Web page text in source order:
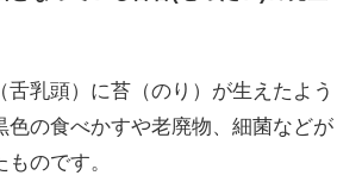
舌乳頭）に苔（のり）が生えたよう
色の食べかすや老廃物、細菌などが
のです。